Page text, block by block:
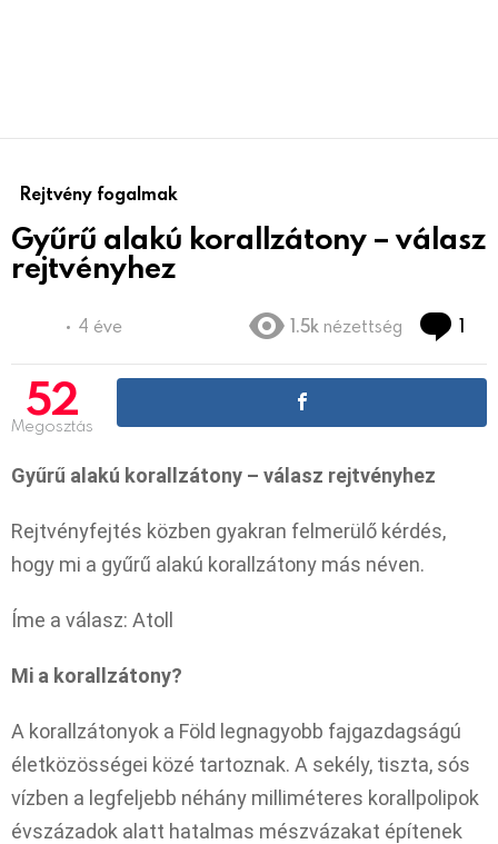
Rejtvény fogalmak
Gyűrű alakú korallzátony – válasz
rejtvényhez
4 éve 1.5k nézettség 1
52
Megosztás
Gyűrű alakú korallzátony – válasz rejtvényhez
Rejtvényfejtés közben gyakran felmerülő kérdés,
hogy mi a gyűrű alakú korallzátony más néven.
Íme a válasz: Atoll
Mi a korallzátony?
A korallzátonyok a Föld legnagyobb fajgazdagságú
életközösségei közé tartoznak. A sekély, tiszta, sós
vízben a legfeljebb néhány milliméteres korallpolipok
évszázadok alatt hatalmas mészvázakat építenek